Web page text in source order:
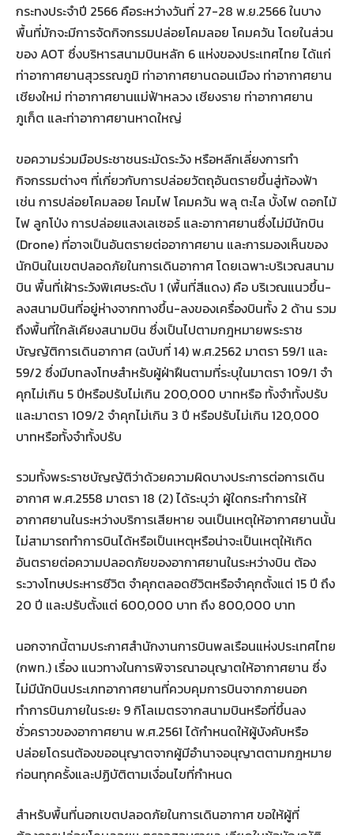
กระทงประจำปี 2566 คือระหว่างวันที่ 27-28 พ.ย.2566 ในบาง
พื้นที่มักจะมีการจัดกิจกรรมปล่อยโคมลอย โคมควัน โดยในส่วน
ของ AOT ซึ่งบริหารสนามบินหลัก 6 แห่งของประเทศไทย ได้แก่
ท่าอากาศยานสุวรรณภูมิ ท่าอากาศยานดอนเมือง ท่าอากาศยาน
เชียงใหม่ ท่าอากาศยานแม่ฟ้าหลวง เชียงราย ท่าอากาศยาน
ภูเก็ต และท่าอากาศยานหาดใหญ่
ขอความร่วมมือประชาชนระมัดระวัง หรือหลีกเลี่ยงการทำ
กิจกรรมต่างๆ ที่เกี่ยวกับการปล่อยวัตถุอันตรายขึ้นสู่ท้องฟ้า
เช่น การปล่อยโคมลอย โคมไฟ โคมควัน พลุ ตะไล บั้งไฟ ดอกไม้
ไฟ ลูกโป่ง การปล่อยแสงเลเซอร์ และอากาศยานซึ่งไม่มีนักบิน
(Drone) ที่อาจเป็นอันตรายต่ออากาศยาน และการมองเห็นของ
นักบินในเขตปลอดภัยในการเดินอากาศ โดยเฉพาะบริเวณสนาม
บิน พื้นที่เฝ้าระวังพิเศษระดับ 1 (พื้นที่สีแดง) คือ บริเวณแนวขึ้น-
ลงสนามบินที่อยู่ห่างจากทางขึ้น-ลงของเครื่องบินทั้ง 2 ด้าน รวม
ถึงพื้นที่ใกล้เคียงสนามบิน ซึ่งเป็นไปตามกฎหมายพระราช
บัญญัติการเดินอากาศ (ฉบับที่ 14) พ.ศ.2562 มาตรา 59/1 และ
59/2 ซึ่งมีบทลงโทษสำหรับผู้ฝ่าฝืนตามที่ระบุในมาตรา 109/1 จำ
คุกไม่เกิน 5 ปีหรือปรับไม่เกิน 200,000 บาทหรือ ทั้งจำทั้งปรับ
และมาตรา 109/2 จำคุกไม่เกิน 3 ปี หรือปรับไม่เกิน 120,000
บาทหรือทั้งจำทั้งปรับ
รวมทั้งพระราชบัญญัติว่าด้วยความผิดบางประการต่อการเดิน
อากาศ พ.ศ.2558 มาตรา 18 (2) ได้ระบุว่า ผู้ใดกระทำการให้
อากาศยานในระหว่างบริการเสียหาย จนเป็นเหตุให้อากาศยานนั้น
ไม่สามารถทำการบินได้หรือเป็นเหตุหรือน่าจะเป็นเหตุให้เกิด
อันตรายต่อความปลอดภัยของอากาศยานในระหว่างบิน ต้อง
ระวางโทษประหารชีวิต จำคุกตลอดชีวิตหรือจำคุกตั้งแต่ 15 ปี ถึง
20 ปี และปรับตั้งแต่ 600,000 บาท ถึง 800,000 บาท
นอกจากนี้ตามประกาศสำนักงานการบินพลเรือนแห่งประเทศไทย
(กพท.) เรื่อง แนวทางในการพิจารณาอนุญาตให้อากาศยาน ซึ่ง
ไม่มีนักบินประเภทอากาศยานที่ควบคุมการบินจากภายนอก
ทำการบินภายในระยะ 9 กิโลเมตรจากสนามบินหรือที่ขึ้นลง
ชั่วคราวของอากาศยาน พ.ศ.2561 ได้กำหนดให้ผู้บังคับหรือ
ปล่อยโดรนต้องขออนุญาตจากผู้มีอำนาจอนุญาตตามกฎหมาย
ก่อนทุกครั้งและปฏิบัติตามเงื่อนไขที่กำหนด
สำหรับพื้นที่นอกเขตปลอดภัยในการเดินอากาศ ขอให้ผู้ที่